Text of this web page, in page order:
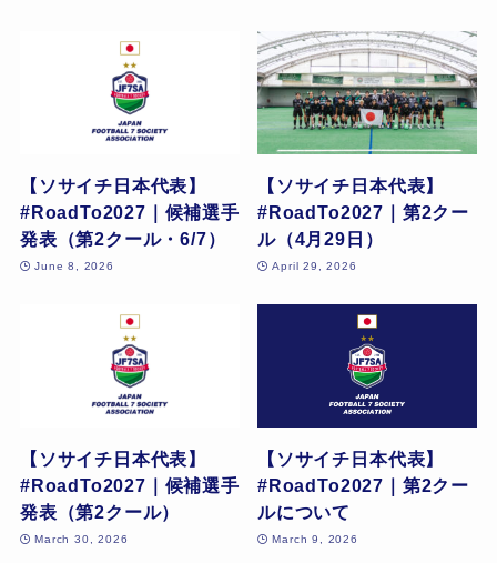
【ソサイチ日本代表】
#RoadTo2027｜候補選手
発表（第2クール・6/7）
June 8, 2026
【ソサイチ日本代表】
#RoadTo2027｜第2クー
ル（4月29日）
April 29, 2026
【ソサイチ日本代表】
#RoadTo2027｜候補選手
発表（第2クール）
March 30, 2026
【ソサイチ日本代表】
#RoadTo2027｜第2クー
ルについて
March 9, 2026